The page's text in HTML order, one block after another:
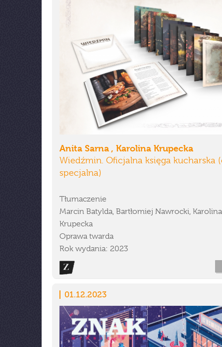
Anita Sarna , Karolina Krupecka
Wiedźmin. Oficjalna księga kucharska
specjalna)
Tłumaczenie
Marcin Batylda, Bartłomiej Nawrocki, Karolina
Krupecka
Oprawa twarda
Rok wydania: 2023
01.12.2023